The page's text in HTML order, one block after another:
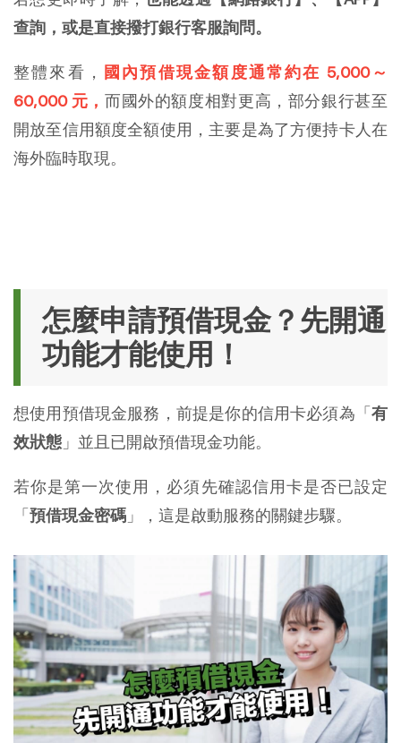
查詢，或是直接撥打銀行客服詢問。
整體來看，
國內預借現金額度通常約在 5,000～
60,000 元， 而國外的額度相對更高，部分銀行甚至
開放至信用額度全額使用，主要是為了方便持卡人在
海外臨時取現。
怎麼申請預借現金？先開通
功能才能使用！
想使用預借現金服務，前提是你的信用卡必須為「 有
效狀態 」並且已開啟預借現金功能。
若你是第一次使用，必須先確認信用卡是否已設定
「 預借現金密碼 」，這是啟動服務的關鍵步驟。